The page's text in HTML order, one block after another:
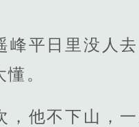
平日里没人
。
他不下山，